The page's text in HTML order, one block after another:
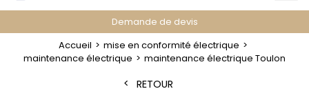
Demande de devis
Accueil
mise en conformité électrique
maintenance électrique
maintenance électrique Toulon
RETOUR